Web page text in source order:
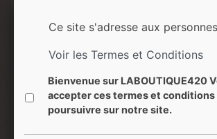
HAUTEUR
ARÔMES
Ce site s'adresse aux
Voir les Termes et Conditions
Bienvenue sur LABOUTIQUE420
accepter ces termes et conditions
poursuivre sur notre site.